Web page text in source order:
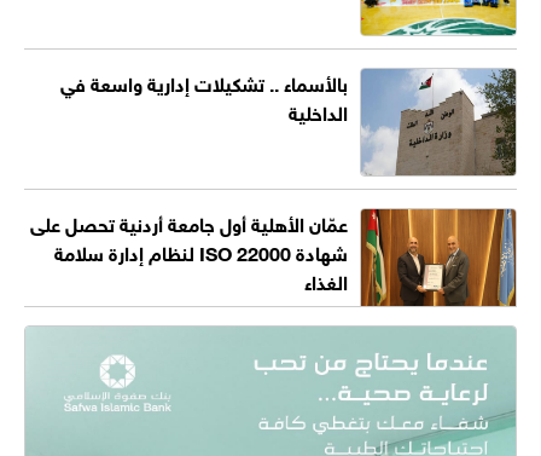
بالأسماء .. تشكيلات إدارية واسعة في
الداخلية
عمّان الأهلية أول جامعة أردنية تحصل على
شهادة ISO 22000 لنظام إدارة سلامة
الغذاء